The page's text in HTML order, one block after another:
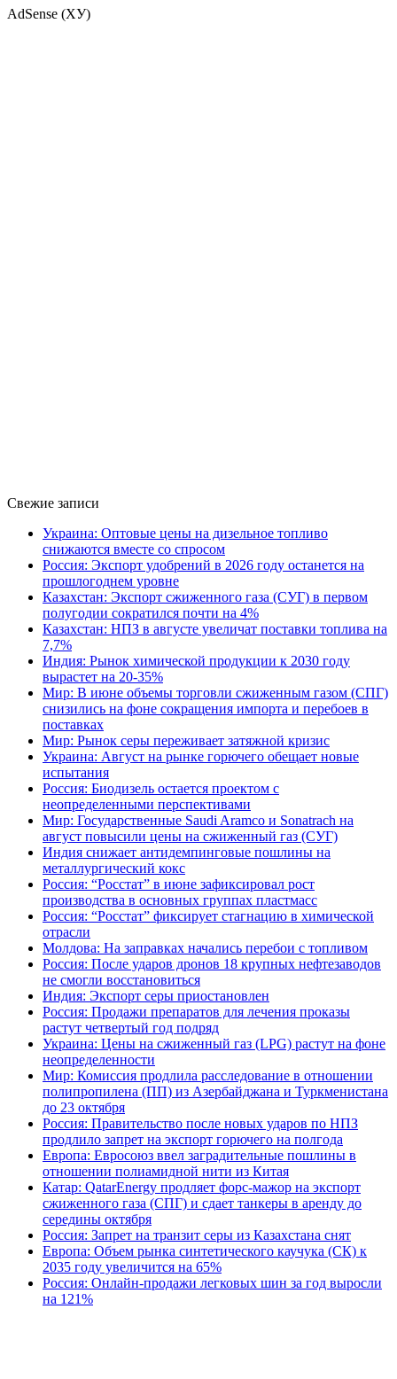
AdSense (ХУ)
Свежие записи
Украина: Оптовые цены на дизельное топливо
снижаются вместе со спросом
Россия: Экспорт удобрений в 2026 году останется на
прошлогоднем уровне
Казахстан: Экспорт сжиженного газа (СУГ) в первом
полугодии сократился почти на 4%
Казахстан: НПЗ в августе увеличат поставки топлива на
7,7%
Индия: Рынок химической продукции к 2030 году
вырастет на 20-35%
Мир: В июне объемы торговли сжиженным газом (СПГ)
снизились на фоне сокращения импорта и перебоев в
поставках
Мир: Рынок серы переживает затяжной кризис
Украина: Август на рынке горючего обещает новые
испытания
Россия: Биодизель остается проектом с
неопределенными перспективами
Мир: Государственные Saudi Aramco и Sonatrach на
август повысили цены на сжиженный газ (СУГ)
Индия снижает антидемпинговые пошлины на
металлургический кокс
Россия: “Росстат” в июне зафиксировал рост
производства в основных группах пластмасс
Россия: “Росстат” фиксирует стагнацию в химической
отрасли
Молдова: На заправках начались перебои с топливом
Россия: После ударов дронов 18 крупных нефтезаводов
не смогли восстановиться
Индия: Экспорт серы приостановлен
Россия: Продажи препаратов для лечения проказы
растут четвертый год подряд
Украина: Цены на сжиженный газ (LPG) растут на фоне
неопределенности
Мир: Комиссия продлила расследование в отношении
полипропилена (ПП) из Азербайджана и Туркменистана
до 23 октября
Россия: Правительство после новых ударов по НПЗ
продлило запрет на экспорт горючего на полгода
Европа: Евросоюз ввел заградительные пошлины в
отношении полиамидной нити из Китая
Катар: QatarEnergy продляет форс-мажор на экспорт
сжиженного газа (СПГ) и сдает танкеры в аренду до
середины октября
Россия: Запрет на транзит серы из Казахстана снят
Европа: Объем рынка синтетического каучука (СК) к
2035 году увеличится на 65%
Россия: Онлайн-продажи легковых шин за год выросли
на 121%